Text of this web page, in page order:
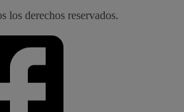
derechos reservados.